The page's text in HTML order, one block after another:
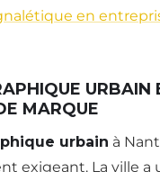
en
URBAIN
MARQUE
urbain à
exigeant. La ville a